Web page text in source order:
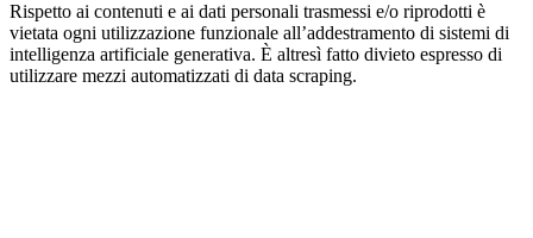
Rispetto ai contenuti e ai dati personali trasmessi e/o riprodotti è
vietata ogni utilizzazione funzionale all’addestramento di sistemi di
intelligenza artificiale generativa. È altresì fatto divieto espresso di
utilizzare mezzi automatizzati di data scraping.